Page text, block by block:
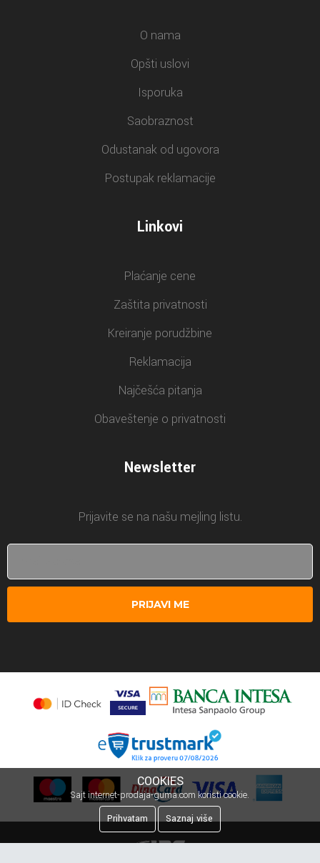
O nama
Opšti uslovi
Isporuka
Saobraznost
Odustanak od ugovora
Postupak reklamacije
Linkovi
Plaćanje cene
Zaštita privatnosti
Kreiranje porudžbine
Reklamacija
Najčešća pitanja
Obaveštenje o privatnosti
Newsletter
Prijavite se na našu mejling listu.
PRIJAVI ME
COOKIES
Sajt internet-prodaja-guma.com koristi cookie.
Prihvatam
Saznaj više